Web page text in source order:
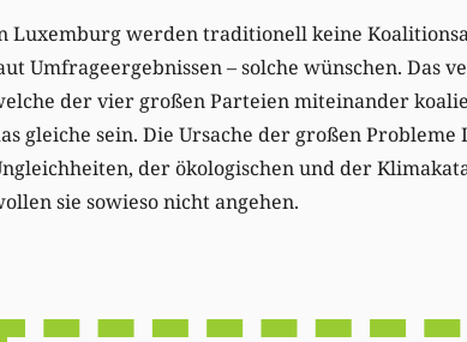
Luxemburg werden traditionell keine
Umfrageergebnissen – solche wünschen. Das
der vier großen Parteien miteinander
gleiche sein. Die Ursache der großen
der ökologischen und der
sie sowieso nicht angehen.